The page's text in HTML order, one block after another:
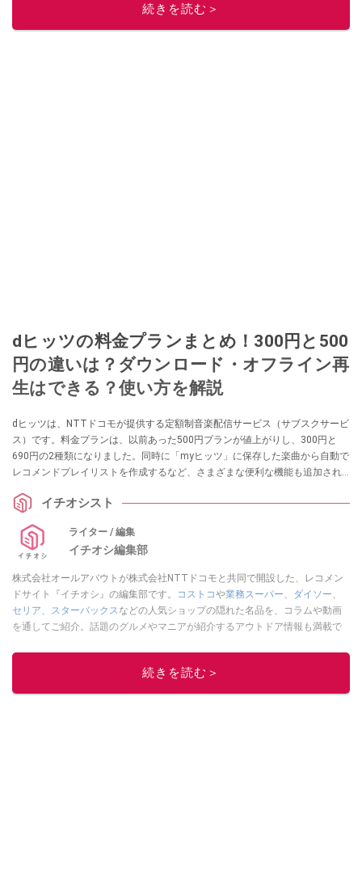
してください！続きを読む＞
dヒッツの料金プランまとめ！300円と500
円の違いは？ダウンロード・オフライン再
生はできる？使い方を解説
dヒッツは、NTTドコモが提供する定額制音楽配信サービス（サブスクサービ
ス）です。料金プランは、以前あった500円プランが値上がりし、300円と
690円の2種類になりました。同時に「myヒッツ」に保存した楽曲から自動で
レコメンドプレイリストを作成するなど、さまざまな便利な機能も追加され
能の違い、オフライン再生のやり方、登録・解約手順などをまとめました。
イチオシスト
ライター / 編集
イチオシ編集部
株式会社オールアバウトが株式会社NTTドコモと共同で開設した、レコメン
ドサイト『イチオシ』の編集部です。
コストコや業務スーパー、 ダイソー、
セリア、 スターバックスなどの人気ショップの隠れた名品を、コラムや動画
を通してご紹介。話題のグルメやマニアが紹介するアウトドア情報も満載で
レビューしています。毎日トレンド情報をお届けしているので、ぜひ
してください！続きを読む＞